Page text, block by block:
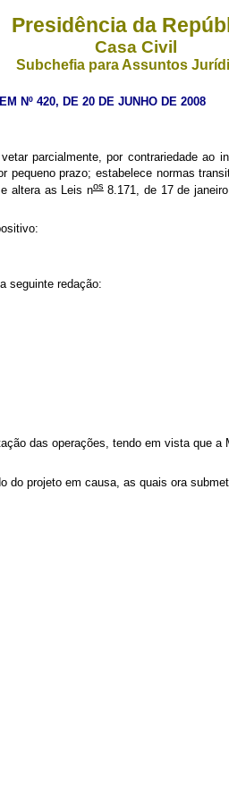
Presidência da
Casa Civil
Subchefia para Assuntos
Nº 420, DE 20 DE JUNHO DE 2008
parcialmente, por contrariedade ao
prazo; estabelece normas
altera as Leis nos8.171, de 17 de
seguinte redação:
das operações, tendo em vista que a
projeto em causa, as quais ora